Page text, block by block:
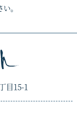
。
目15-1